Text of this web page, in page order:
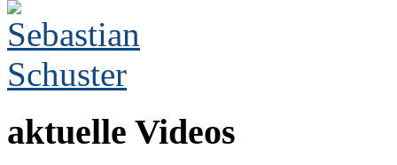
aktuelle Videos